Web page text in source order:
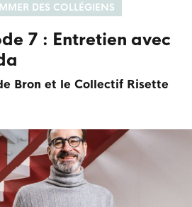
DES COLLÉGIENS
7 : Entretien avec
Bron et le Collectif Risette